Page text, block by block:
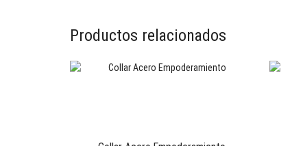
Productos relacionados